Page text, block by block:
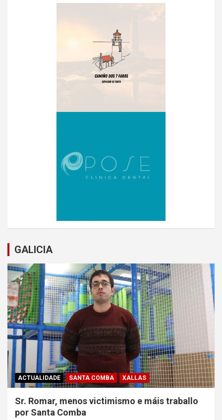
GALICIA
ACTUALIDADE SANTA COMBA XALLAS
Sr. Romar, menos victimismo e máis traballo
por Santa Comba